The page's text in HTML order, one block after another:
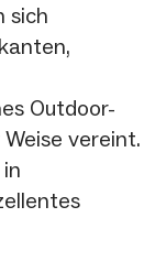
sich
Outdoor-
vereint.